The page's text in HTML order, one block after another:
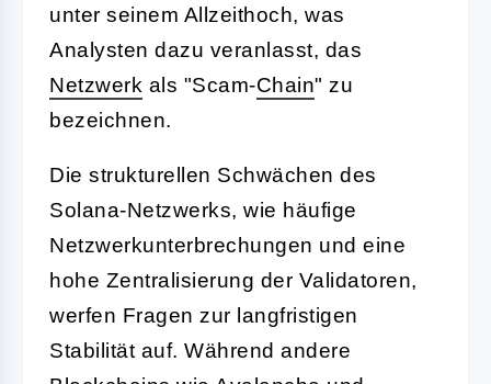
unter seinem Allzeithoch, was
Analysten dazu veranlasst, das
Netzwerk als "Scam-Chain" zu
bezeichnen.
Die strukturellen Schwächen des
Solana-Netzwerks, wie häufige
Netzwerkunterbrechungen und eine
hohe Zentralisierung der Validatoren,
werfen Fragen zur langfristigen
Stabilität auf. Während andere